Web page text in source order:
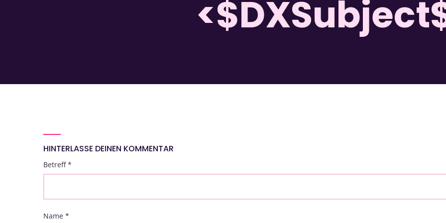
HINTERLASSE DEINEN KOMMENTAR
Betreff*
Name *